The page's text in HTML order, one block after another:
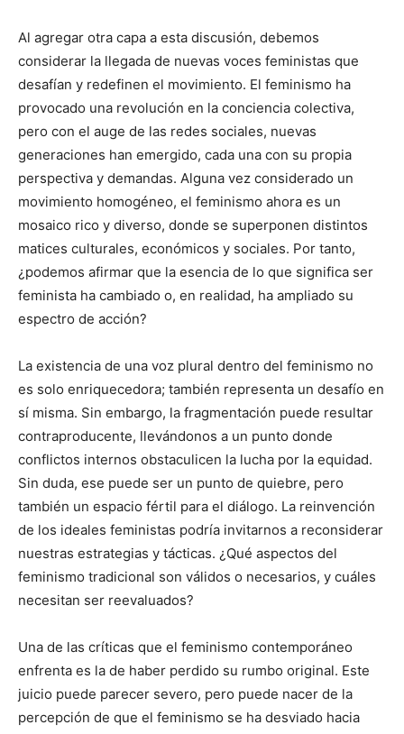
Al agregar otra capa a esta discusión, debemos
considerar la llegada de nuevas voces feministas que
desafían y redefinen el movimiento. El feminismo ha
provocado una revolución en la conciencia colectiva,
pero con el auge de las redes sociales, nuevas
generaciones han emergido, cada una con su propia
perspectiva y demandas. Alguna vez considerado un
movimiento homogéneo, el feminismo ahora es un
mosaico rico y diverso, donde se superponen distintos
matices culturales, económicos y sociales. Por tanto,
¿podemos afirmar que la esencia de lo que significa ser
feminista ha cambiado o, en realidad, ha ampliado su
espectro de acción?
La existencia de una voz plural dentro del feminismo no
es solo enriquecedora; también representa un desafío en
sí misma. Sin embargo, la fragmentación puede resultar
contraproducente, llevándonos a un punto donde
conflictos internos obstaculicen la lucha por la equidad.
Sin duda, ese puede ser un punto de quiebre, pero
también un espacio fértil para el diálogo. La reinvención
de los ideales feministas podría invitarnos a reconsiderar
nuestras estrategias y tácticas. ¿Qué aspectos del
feminismo tradicional son válidos o necesarios, y cuáles
necesitan ser reevaluados?
Una de las críticas que el feminismo contemporáneo
enfrenta es la de haber perdido su rumbo original. Este
juicio puede parecer severo, pero puede nacer de la
percepción de que el feminismo se ha desviado hacia